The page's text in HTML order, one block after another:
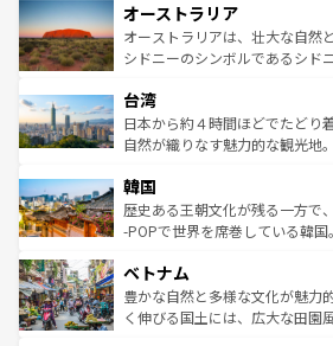
部のニューオーリンズでは、音
文化が魅力。旅行者はアメリカ
しみながら、その多様性と豊か
ならではの贅沢な旅のスタイルだ。 なお、新着のアメ
情報はコンテンツ一覧を参照し
ワイ島は見逃せない。また、定
島だが、静かな自然を求めるな
おすすめ。エメラルドグリーン
れるおもてなしの心で訪れる人
人々、おいしいローカルフード
ク、伝統的なフラダンスなど、
ワイを、存分に味わってほしい。 なお、新着のハワイ情報
はコンテンツ一覧を参照してほ
オーストラリア
オーストラリアは、壮大な自然
シドニーのシンボルであるシド
リアリーフや大陸中央部にそび
ク）、タスマニアの美しい原生
ど、見どころがたくさん。また
いる。アクティビティも充実し
ビング、ハイキングなど、アウ
い。オーストラリアの多彩な魅
参照してほしい。
台湾
日本から約４時間ほどでたどり
自然が織りなす魅力的な観光地
ン）、静ひつな山岳地帯である
と山間の静けさが共存しており
驚きをもたらしてくれる。また
容にもいいと評判のスイーツな
が味わえる。 なお、新着の台
照してほしい。
韓国
歴史ある王朝文化が残る一方で
-POPで世界を席巻している韓
き、地方に足を延ばせば四季折
できる。そして、キムチや焼肉
まで、さまざまな韓国料理が待
ベトナム
豊かな自然と多様な文化が魅力
く伸びる国土には、広大な田園